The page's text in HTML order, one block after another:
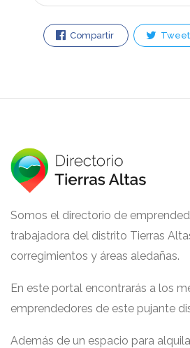
Compartir Tweet
Somos el directorio de
trabajadora del distrito Tierras
corregimientos y áreas aledañas.
En este portal encontrarás a los
emprendedores de este pujante
Además de un espacio para